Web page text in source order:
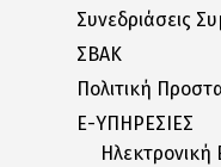
Συνεδριάσεις
ΣΒΑΚ
Πολιτική
E-ΥΠΗΡΕΣΙΕΣ